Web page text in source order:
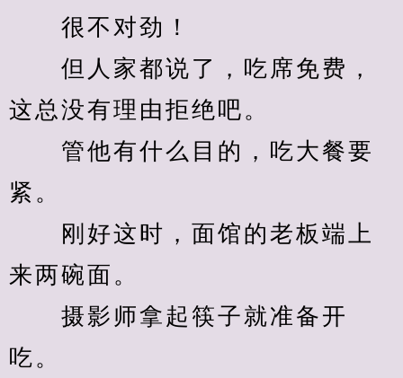
很不对劲！
但人家都说了，吃席免费，
这总没有理由拒绝吧。
管他有什么目的，吃大餐要
紧。
刚好这时，面馆的老板端上
来两碗面。
摄影师拿起筷子就准备开
吃。